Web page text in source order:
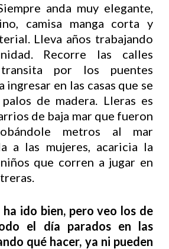
anda muy elegante,
camisa manga corta y
Lleva años trabajando
Recorre las calles
transita por los puentes
ingresar en las casas que se
de madera. Lleras es
de baja mar que fueron
metros al mar
a las mujeres, acaricia la
que corren a jugar en
ha ido bien, pero veo los de
el día parados en las
qué hacer, ya ni pueden